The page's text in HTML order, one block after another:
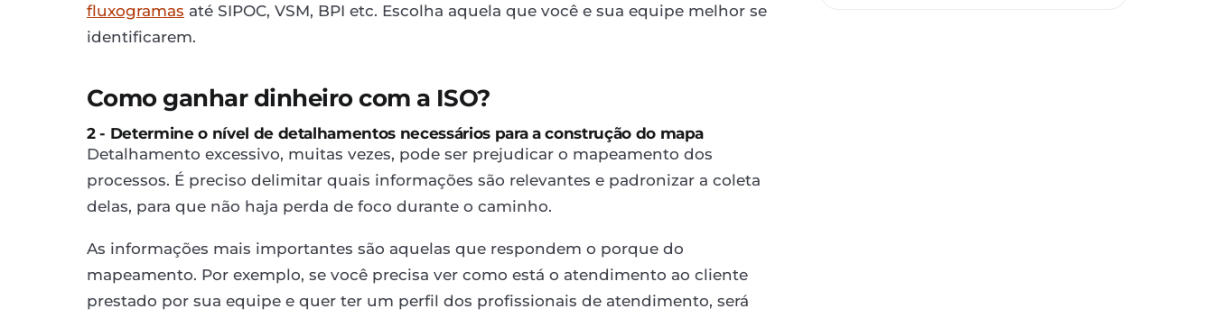
fluxogramas até SIPOC, VSM, BPI etc. Escolha aquela que você e sua equipe melhor se
identificarem.
Como ganhar dinheiro com a ISO?
2 - Determine o nível de detalhamentos necessários para a construção do mapa
Detalhamento excessivo, muitas vezes, pode ser prejudicar o mapeamento dos
processos. É preciso delimitar quais informações são relevantes e padronizar a coleta
delas, para que não haja perda de foco durante o caminho.
As informações mais importantes são aquelas que respondem o porque do
mapeamento. Por exemplo, se você precisa ver como está o atendimento ao cliente
prestado por sua equipe e quer ter um perfil dos profissionais de atendimento, será